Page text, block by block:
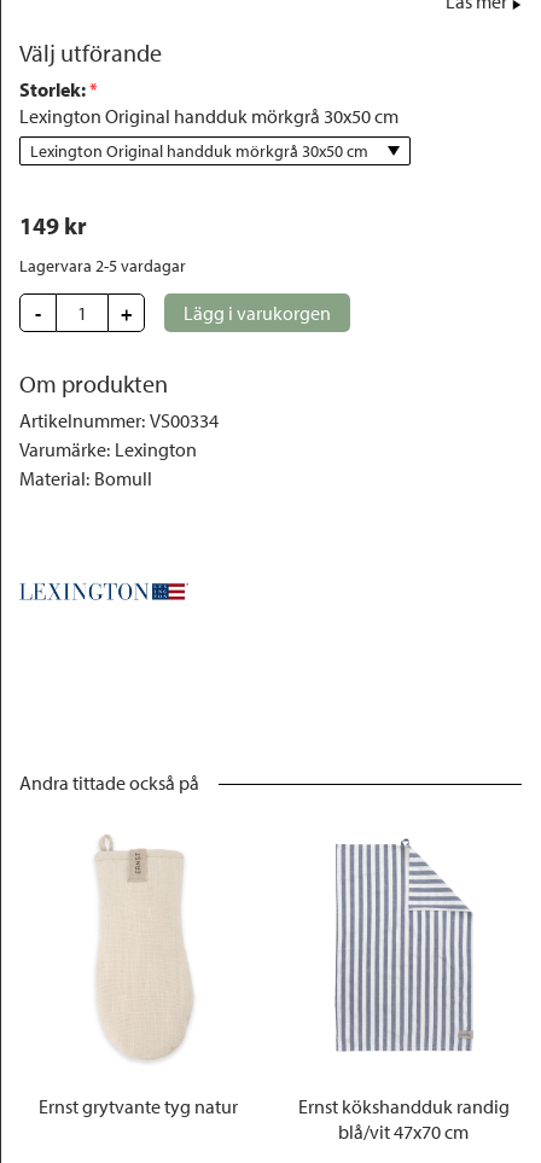
Välj utförande
Storlek: *
Lexington Original handduk mörkgrå 30x50 cm
Lexington Original handduk mörkgrå 30x50 cm
149 kr
Lagervara 2-5 vardagar
- + Lägg i varukorgen
Om produkten
Artikelnummer: VS00334
Varumärke: Lexington
Material: Bomull
Andra tittade också på
Ernst grytvante tyg natur
Ernst kökshandduk randig
blå/vit 47x70 cm